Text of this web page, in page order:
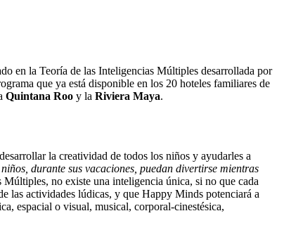
en la Teoría de las Inteligencias Múltiples desarrollada por
que ya está disponible en los 20 hoteles familiares de
Quintana Roo y la Riviera Maya.
la creatividad de todos los niños y ayudarles a
durante sus vacaciones, puedan divertirse mientras
no existe una inteligencia única, si no que cada
las actividades lúdicas, y que Happy Minds potenciará a
espacial o visual, musical, corporal-cinestésica,